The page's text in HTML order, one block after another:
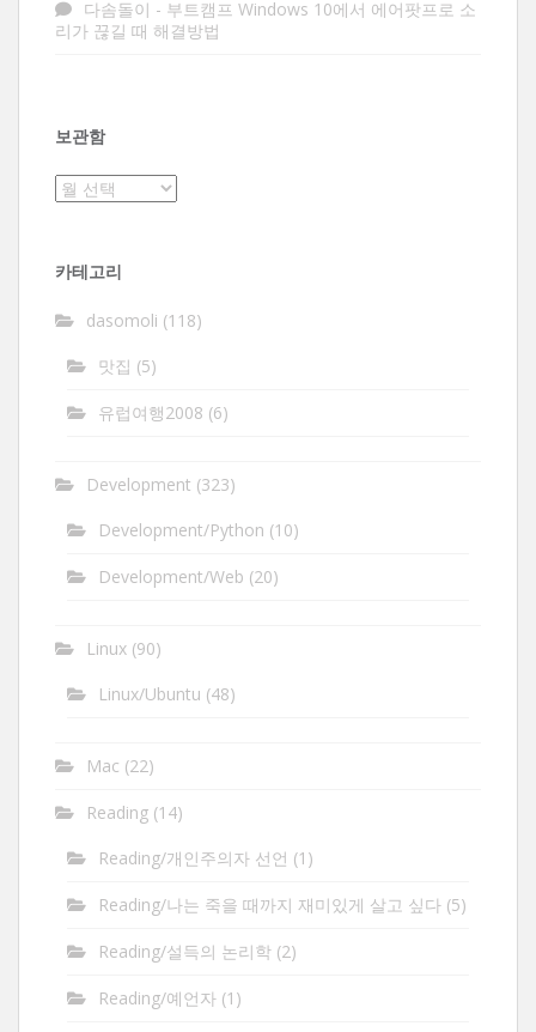
다솜돌이 - 부트캠프 Windows 10에서 에어팟프로 소
리가 끊길 때 해결방법
보관함
보
카테고리
dasomoli (118)
맛집 (5)
유럽여행2008 (6)
Development (323)
Development/Python (10)
Development/Web (20)
Linux (90)
Linux/Ubuntu (48)
Mac (22)
Reading (14)
Reading/개인주의자 선언 (1)
Reading/나는 죽을 때까지 재미있게 살고 싶다 (5)
Reading/설득의 논리학 (2)
Reading/예언자 (1)